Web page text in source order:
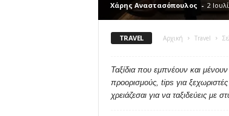
Χάρης Αναστασόπουλος - 2
TRAVEL Αρχική Travel
Ταξίδια που εμπνέουν και
προορισμούς, tips για
χρειάζεσαι για να ταξιδεύεις με